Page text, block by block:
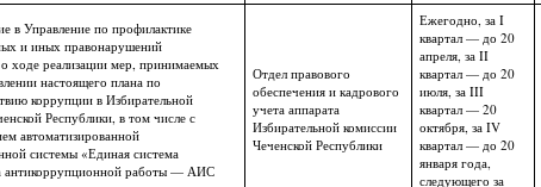
в Управление по профилактике
и иных правонарушений
ходе реализации мер, принимаемых
настоящего плана по
коррупции в Избирательной
Республики, в том числе с
автоматизированной
системы «Единая система
антикоррупционной работы — АИС
Отдел правового
обеспечения и кадрового
учета аппарата
Избирательной комиссии
Чеченской Республики
Ежегодно, за I
квартал — до 20
апреля, за II
квартал — до 20
июля, за III
квартал — 20
октября, за IV
квартал — до 20
января года,
следующего за